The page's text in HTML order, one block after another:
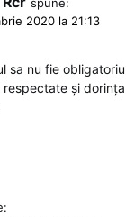
2020 la 21:13
sa nu fie
și